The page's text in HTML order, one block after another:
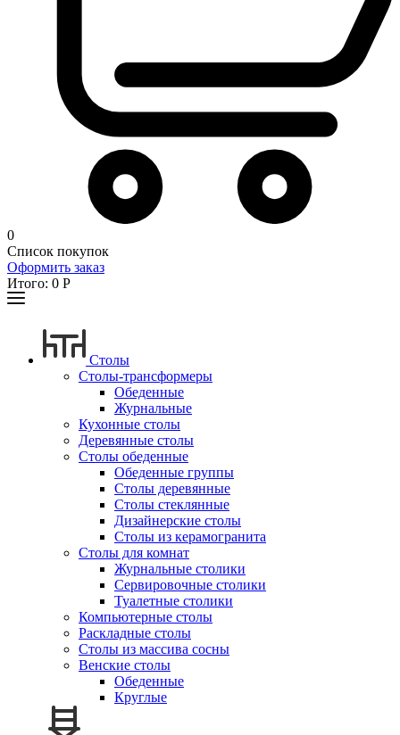
0
Список покупок
Оформить заказ
Итого: 0 Р
Столы
Столы-трансформеры
Обеденные
Журнальные
Кухонные столы
Деревянные столы
Столы обеденные
Обеденные группы
Столы деревянные
Столы стеклянные
Дизайнерские столы
Столы из керамогранита
Столы для комнат
Журнальные столики
Сервировочные столики
Туалетные столики
Компьютерные столы
Раскладные столы
Столы из массива сосны
Венские столы
Обеденные
Круглые